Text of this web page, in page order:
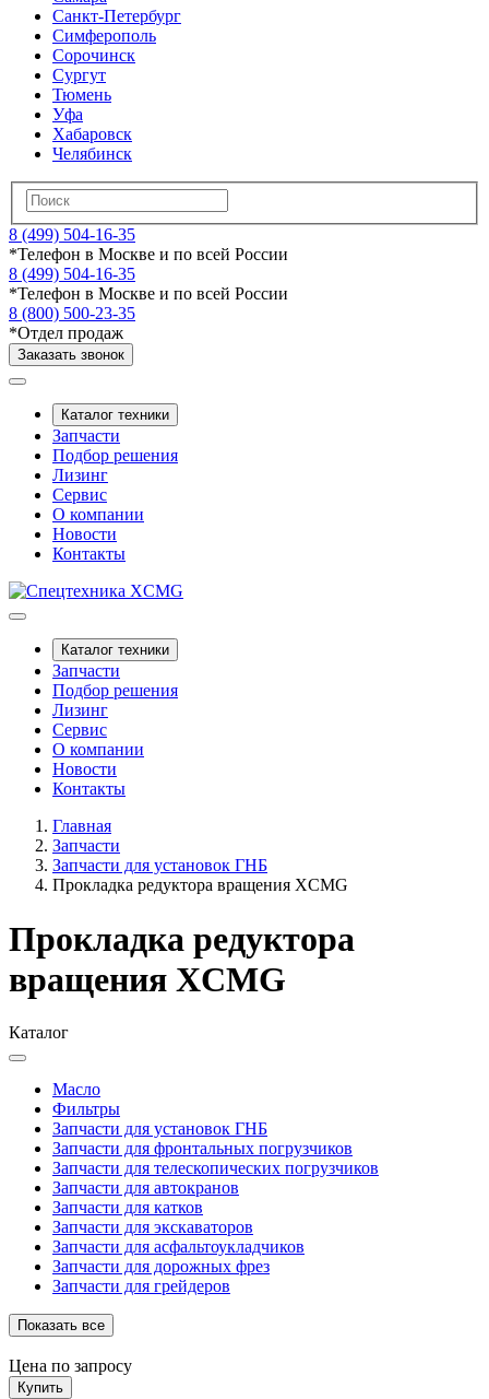
Санкт-Петербург
Симферополь
Сорочинск
Сургут
Тюмень
Уфа
Хабаровск
Челябинск
8 (499) 504-16-35
*Телефон в Москве и по всей России
8 (499) 504-16-35
*Телефон в Москве и по всей России
8 (800) 500-23-35
*Отдел продаж
Заказать звонок
Каталог техники
Запчасти
Подбор решения
Лизинг
Сервис
О компании
Новости
Контакты
Каталог техники
Запчасти
Подбор решения
Лизинг
Сервис
О компании
Новости
Контакты
Главная
Запчасти
Запчасти для установок ГНБ
Прокладка редуктора вращения XCMG
Прокладка редуктора
вращения XCMG
Каталог
Масло
Фильтры
Запчасти для установок ГНБ
Запчасти для фронтальных погрузчиков
Запчасти для телескопических погрузчиков
Запчасти для автокранов
Запчасти для катков
Запчасти для экскаваторов
Запчасти для асфальтоукладчиков
Запчасти для дорожных фрез
Запчасти для грейдеров
Показать все
Цена по запросу
Купить